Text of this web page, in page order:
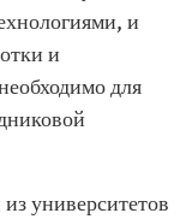
и
и
для
университетов